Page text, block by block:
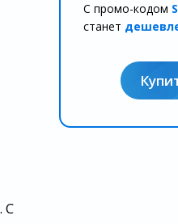
С
С промо-кодом
станет